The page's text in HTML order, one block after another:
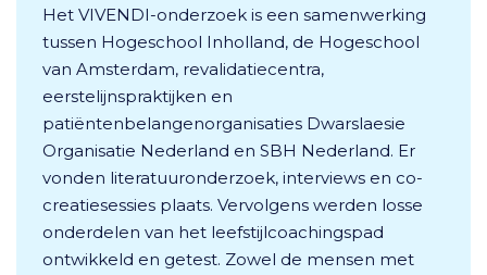
Het VIVENDI-onderzoek is een samenwerking
tussen Hogeschool Inholland, de Hogeschool
van Amsterdam, revalidatiecentra,
eerstelijnspraktijken en
patiëntenbelangenorganisaties Dwarslaesie
Organisatie Nederland en SBH Nederland. Er
vonden literatuuronderzoek, interviews en co-
creatiesessies plaats. Vervolgens werden losse
onderdelen van het leefstijlcoachingspad
ontwikkeld en getest. Zowel de mensen met